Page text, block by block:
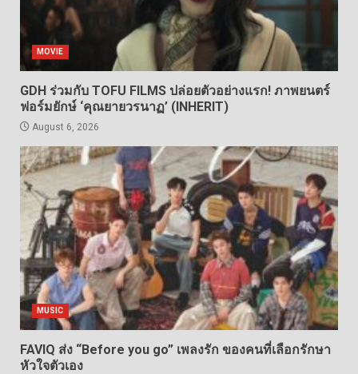
MOVIE
GDH ร่วมกับ TOFU FILMS ปล่อยตัวอย่างแรก! ภาพยนตร์
ฟอร์มยักษ์ ‘คุณยายวรนาฏ’ (INHERIT)
August 6, 2026
MUSIC
FAVIQ ส่ง “Before you go” เพลงรัก ของคนที่เลือกรักษา
หัวใจตัวเอง